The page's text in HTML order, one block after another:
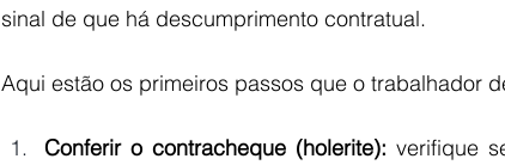
sinal de que há descumprimento contratual.
Aqui estão os primeiros passos que o trabalhador
Conferir o contracheque (holerite): verifique